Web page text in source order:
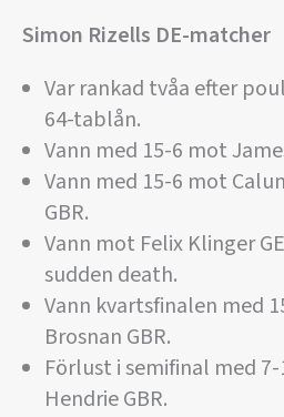
Simon Rizells DE-matcher
Var rankad tvåa efter
64-tablån.
Vann med 15-6 mot
Vann med 15-6 mot
GBR.
Vann mot Felix Klinger
sudden death.
Vann kvartsfinalen med
Brosnan GBR.
Förlust i semifinal med
Hendrie GBR.